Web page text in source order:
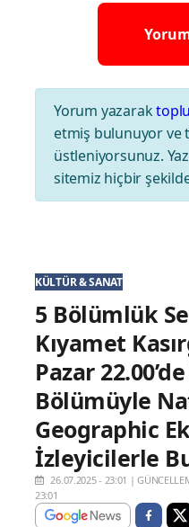
Yorum yazarak
etmiş bulunuyor ve
üstleniyorsunuz.
sitemiz hiçbir
KÜLTÜR & SANAT
5 Bölümlük
Kıyamet
Pazar
Bölümüyle
Geographic
İzleyicilerle
26.07.2025 - 23:01 |
23:01